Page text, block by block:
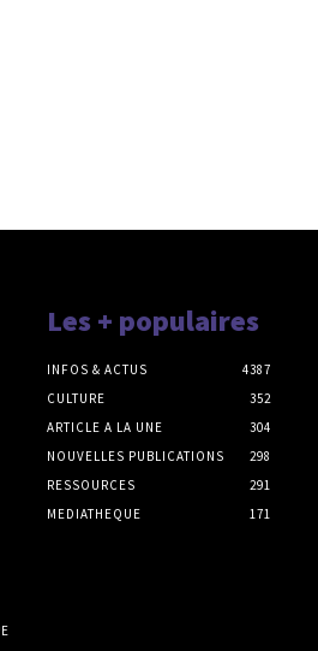
Les + populaires
INFOS & ACTUS
4387
CULTURE
352
ARTICLE A LA UNE
304
NOUVELLES PUBLICATIONS
298
RESSOURCES
291
MEDIATHEQUE
171